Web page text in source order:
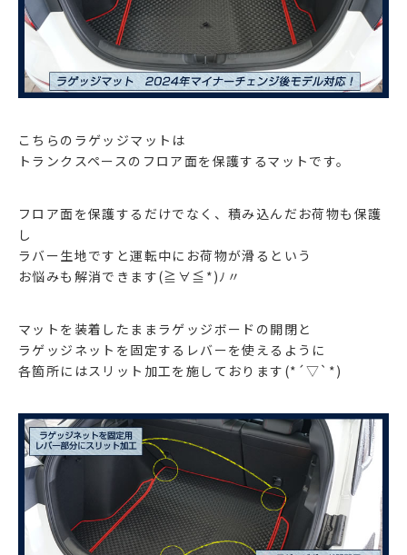
こちらのラゲッジマットは
トランクスペースのフロア面を保護するマットです。
フロア面を保護するだけでなく、積み込んだお荷物も保護
し
ラバー生地ですと運転中にお荷物が滑るという
お悩みも解消できます(≧∀≦*)ﾉ〃
マットを装着したままラゲッジボードの開閉と
ラゲッジネットを固定するレバーを使えるように
各箇所にはスリット加工を施しております(*´▽`*)